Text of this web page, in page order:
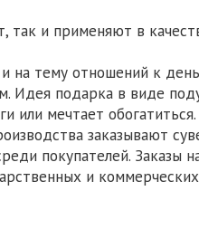
и применяют в
на тему отношений к
Идея подарка в виде
или мечтает обогатиться.
заказывают
покупателей. Заказы
и